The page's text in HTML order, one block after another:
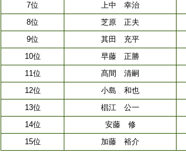
7位
上中 幸治
8位
芝原 正夫
9位
其田 充平
10位
早藤 正勝
11位
髙間 清嗣
12位
小島 和也
13位
椙江 公一
14位
安藤 修
15位
加藤 裕介